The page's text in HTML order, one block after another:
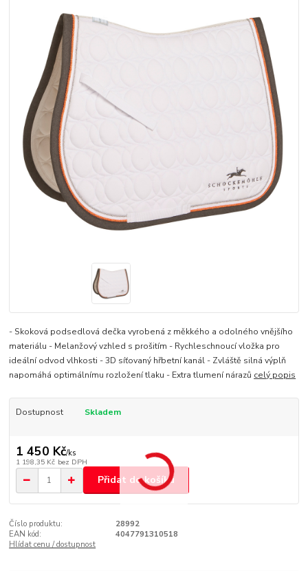
- Skoková podsedlová dečka vyrobená z měkkého a odolného vnějšího
materiálu - Melanžový vzhled s prošitím - Rychleschnoucí vložka pro
ideální odvod vlhkosti - 3D síťovaný hřbetní kanál - Zvláště silná výplň
napomáhá optimálnímu rozložení tlaku - Extra tlumení nárazů celý popis
Dostupnost Skladem
1 450 Kč/ks
1 198,35 Kč bez DPH
Přidat do košíku
Číslo produktu:
28992
EAN kód:
4047791310518
Hlídat cenu / dostupnost